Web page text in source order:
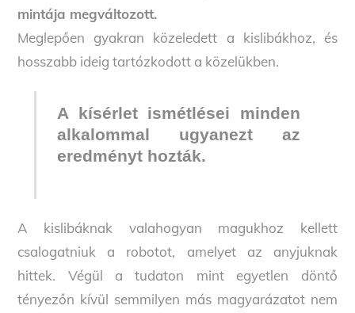
mintája megváltozott.
Meglepően gyakran közeledett a kislibákhoz, és
hosszabb ideig tartózkodott a közelükben.
A kísérlet ismétlései minden
alkalommal ugyanezt az
eredményt hozták.
A kislibáknak valahogyan magukhoz kellett
csalogatniuk a robotot, amelyet az anyjuknak
hittek. Végül a tudaton mint egyetlen döntő
tényezőn kívül semmilyen más magyarázatot nem